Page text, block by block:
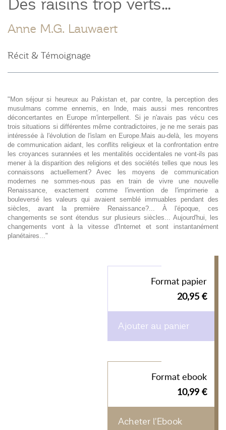
Des raisins trop verts...
Anne M.G. Lauwaert
Récit & Témoignage
"Mon séjour si heureux au Pakistan et, par contre, la perception des
musulmans comme ennemis, en Inde, mais aussi mes rencontres
déconcertantes en Europe m'interpellent. Si je n'avais pas vécu ces
trois situations si différentes même contradictoires, je ne me serais pas
intéressée à l'évolution de l'islam en Europe.Mais au-delà, les moyens
de communication aidant, les conflits religieux et la confrontation entre
les croyances surannées et les mentalités occidentales ne vont-ils pas
mener à la disparition des religions et des sociétés telles que nous les
connaissons actuellement? Avec les moyens de communication
modernes ne sommes-nous pas en train de vivre une nouvelle
Renaissance, exactement comme l'invention de l'imprimerie a
bouleversé les valeurs qui avaient semblé immuables pendant des
siècles, avant la première Renaissance?... À l'époque, ces
changements se sont étendus sur plusieurs siècles... Aujourd'hui, les
changements vont à la vitesse d'Internet et sont instantanément
planétaires..."
Format papier
20,95 €
Ajouter au panier
Format ebook
10,99 €
Acheter l'Ebook